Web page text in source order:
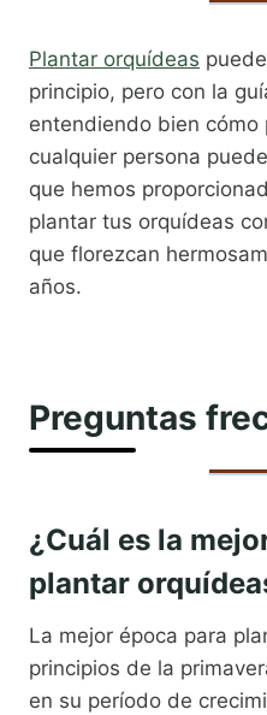
Plantar orquídeas
principio, pero con la
entendiendo bien cómo
cualquier persona
que hemos
plantar tus orquídeas
que florezcan
años.
Preguntas
¿Cuál es la
plantar
La mejor época para
principios de la
en su período de